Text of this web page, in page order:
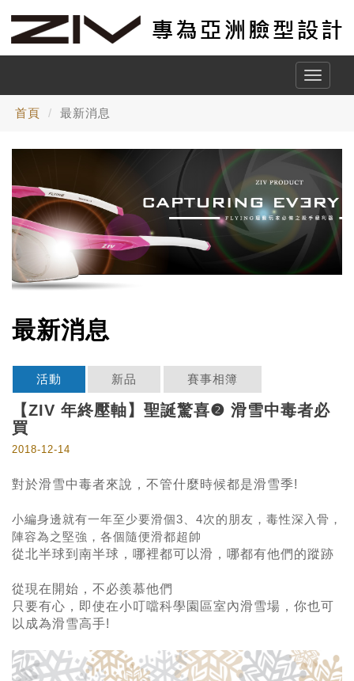
Toggle
首頁 最新消息
最新消息
活動 新品 賽事相簿
【ZIV 年終壓軸】聖誕驚喜❷ 滑雪中毒者必
買
2018-12-14
對於滑雪中毒者來說，不管什麼時候都是滑雪季!
小編身邊就有一年至少要滑個3、4次的朋友，毒性深入骨，
陣容為之堅強，各個隨便滑都超帥
從北半球到南半球 ，哪裡都可以滑，哪都有他們的蹤跡
從現在開始，不必羨慕他們
只要有心，即使在小叮噹科學園區室內滑雪場，你也可
以成為滑雪高手!